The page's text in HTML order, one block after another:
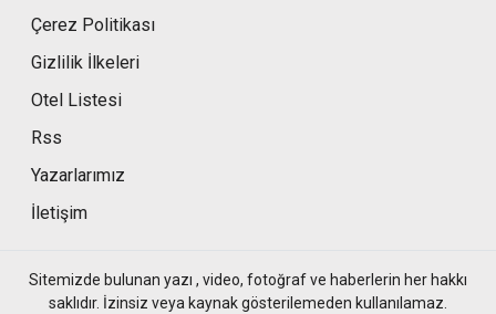
Çerez Politikası
Gizlilik İlkeleri
Otel Listesi
Rss
Yazarlarımız
İletişim
Sitemizde bulunan yazı , video, fotoğraf ve haberlerin her hakkı
saklıdır. İzinsiz veya kaynak gösterilemeden kullanılamaz.